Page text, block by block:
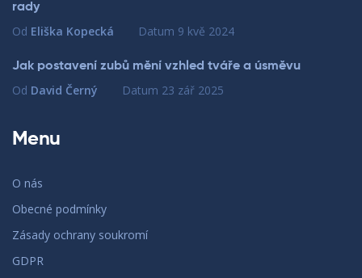
rady
Od Eliška Kopecká Datum 9 kvě 2024
Jak postavení zubů mění vzhled tváře a úsměvu
Od David Černý Datum 23 zář 2025
Menu
O nás
Obecné podmínky
Zásady ochrany soukromí
GDPR